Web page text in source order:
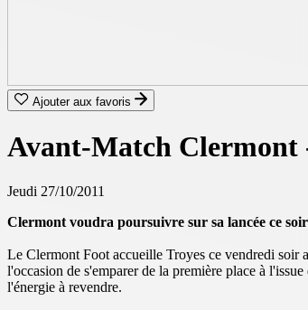
Ajouter aux favoris
Avant-Match Clermont
Jeudi 27/10/2011
Clermont voudra poursuivre sur sa lancée ce
Le Clermont Foot accueille Troyes ce vendredi soir
l'occasion de s'emparer de la première place à
l'énergie à revendre.